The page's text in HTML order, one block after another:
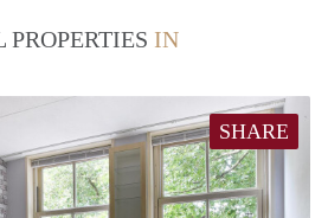
IN
SHARE